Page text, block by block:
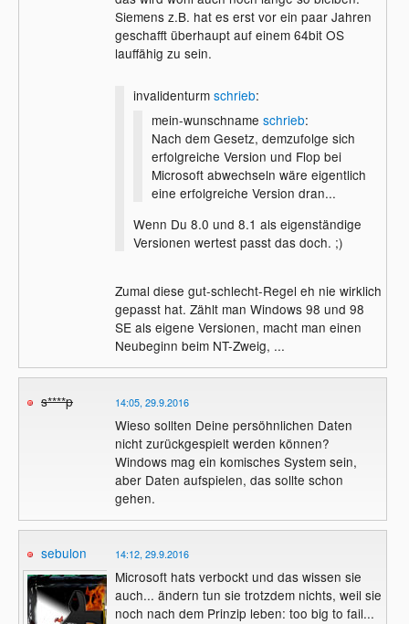
Siemens z.B. hat es erst vor ein paar Jahren
geschafft überhaupt auf einem 64bit OS
lauffähig zu sein.
invalidenturm schrieb:
mein-wunschname schrieb:
Nach dem Gesetz, demzufolge sich
erfolgreiche Version und Flop bei
Microsoft abwechseln wäre eigentlich
eine erfolgreiche Version dran...
Wenn Du 8.0 und 8.1 als eigenständige
Versionen wertest passt das doch. ;)
Zumal diese gut-schlecht-Regel eh nie wirklich
gepasst hat. Zählt man Windows 98 und 98
SE als eigene Versionen, macht man einen
Neubeginn beim NT-Zweig, ...
s****p 14:05, 29.9.2016
Wieso sollten Deine persöhnlichen Daten
nicht zurückgespielt werden können?
Windows mag ein komisches System sein,
aber Daten aufspielen, das sollte schon
gehen.
sebulon 14:12, 29.9.2016
Microsoft hats verbockt und das wissen sie
auch... ändern tun sie trotzdem nichts, weil sie
noch nach dem Prinzip leben: too big to fail...